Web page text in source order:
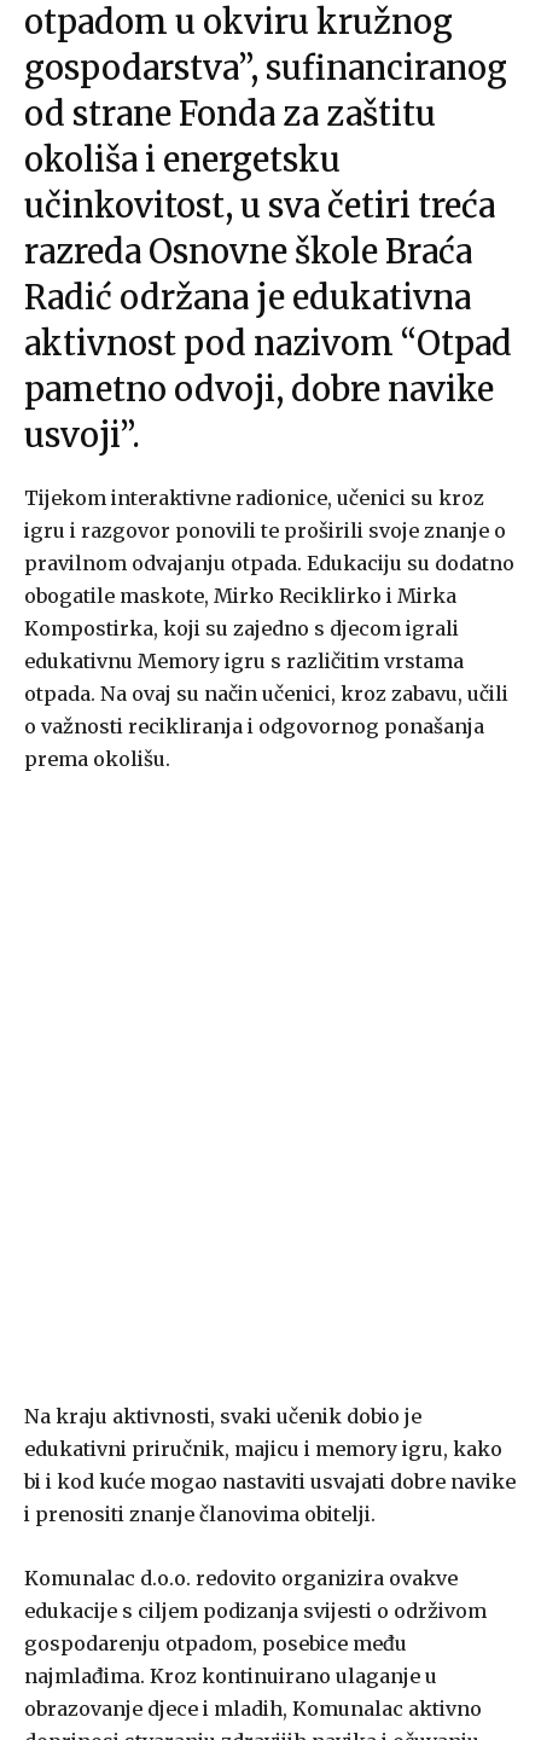
otpadom u okviru kružnog
gospodarstva”, sufinanciranog
od strane Fonda za zaštitu
okoliša i energetsku
učinkovitost, u sva četiri treća
razreda Osnovne škole Braća
Radić održana je edukativna
aktivnost pod nazivom “Otpad
pametno odvoji, dobre navike
usvoji”.
Tijekom interaktivne radionice, učenici su kroz
igru i razgovor ponovili te proširili svoje znanje o
pravilnom odvajanju otpada. Edukaciju su dodatno
obogatile maskote, Mirko Reciklirko i Mirka
Kompostirka, koji su zajedno s djecom igrali
edukativnu Memory igru s različitim vrstama
otpada. Na ovaj su način učenici, kroz zabavu, učili
o važnosti recikliranja i odgovornog ponašanja
prema okolišu.
Na kraju aktivnosti, svaki učenik dobio je
edukativni priručnik, majicu i memory igru, kako
bi i kod kuće mogao nastaviti usvajati dobre navike
i prenositi znanje članovima obitelji.
Komunalac d.o.o. redovito organizira ovakve
edukacije s ciljem podizanja svijesti o održivom
gospodarenju otpadom, posebice među
najmlađima. Kroz kontinuirano ulaganje u
obrazovanje djece i mladih, Komunalac aktivno